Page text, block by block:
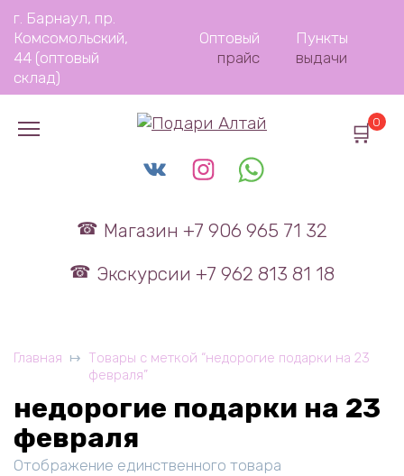
Перейти
содержанию
г. Барнаул, пр.
Комсомольский,
44 (оптовый
склад)
Оптовый
прайс
Пункты
выдачи
Магазин +7 906 965 71 32
Экскурсии +7 962 813 81 18
0
Главная
Товары с меткой “недорогие подарки на 23
февраля”
недорогие подарки на 23
февраля
Отображение единственного товара